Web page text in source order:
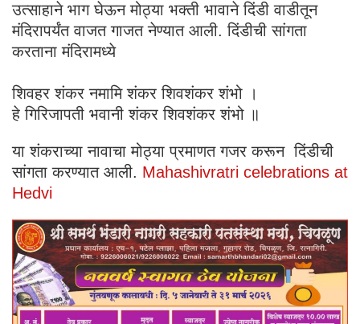
उत्साहाने भाग घेऊन मोठ्या भक्ती भावाने दिंडी वाडीतून
मंदिरापर्यंत वाजत गाजत नेण्यात आली. दिंडीची सांगता
करताना मंदिरामध्ये
शिवहर शंकर नमामि शंकर शिवशंकर शंभो ।
हे गिरिजापती भवानी शंकर शिवशंकर शंभो ॥
या शंकराच्या नावाचा मोठ्या प्रमाणत गजर करून दिंडीची
सांगता करण्यात आली. Mahashivratri celebrations at
Hedvi